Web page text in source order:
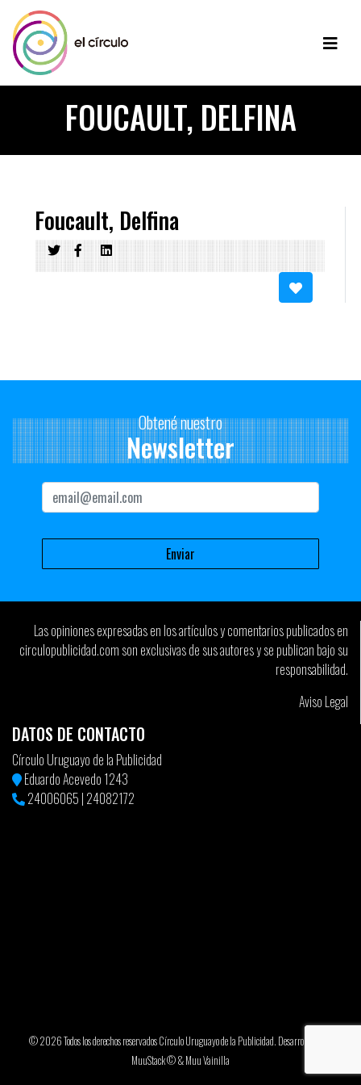
FOUCAULT, DELFINA
Foucault, Delfina
Obtené nuestro
Newsletter
Las opiniones expresadas en los artículos y comentarios publicados en
circulopublicidad.com son exclusivas de sus autores y se publican bajo su
responsabilidad.
Aviso Legal
DATOS DE CONTACTO
Círculo Uruguayo de la Publicidad
Eduardo Acevedo 1243
24006065 | 24082172
© 2026 Todos los derechos reservados Círculo Uruguayo de la Publicidad. Desarrollado por
MuuStack ©&Muu Vainilla